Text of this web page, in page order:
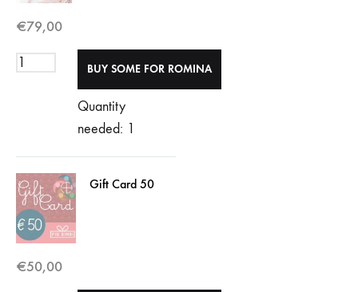
€79,00
Quantity
needed: 1
Gift Card 50
€50,00